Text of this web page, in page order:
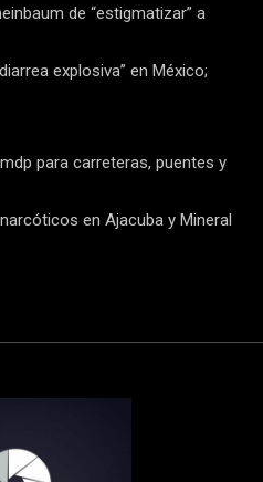
de “estigmatizar” a
explosiva” en México;
para carreteras, puentes y
en Ajacuba y Mineral